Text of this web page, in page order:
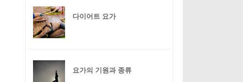
다이어트 요가
요가의 기원과 종류